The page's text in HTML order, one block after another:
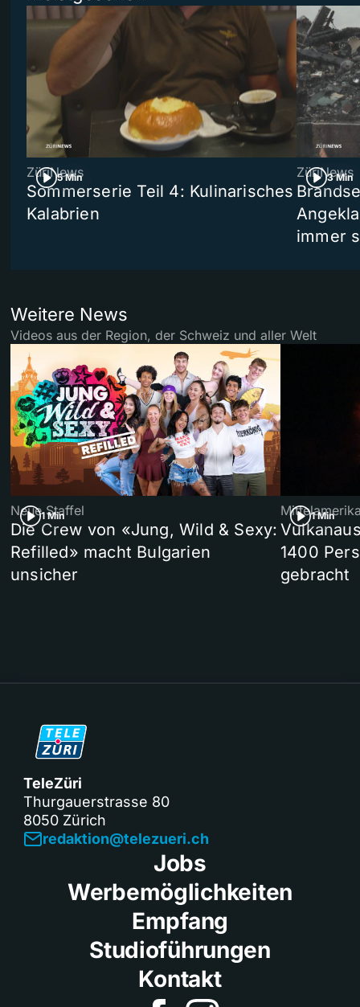
5 Min
ZüriNews
Sommerserie Teil 4: Kulinarisches
Kalabrien
3 Min
ZüriNews
immer
Weitere News
Videos aus der Region, der Schweiz und aller Welt
1 Min
Neue Staffel
Die Crew von «Jung, Wild & Sexy:
Refilled» macht Bulgarien
unsicher
1 Min
1400
gebracht
TeleZüri
Thurgauerstrasse 80
8050 Zürich
redaktion@telezueri.ch
Jobs
Werbemöglichkeiten
Empfang
Studioführungen
Kontakt